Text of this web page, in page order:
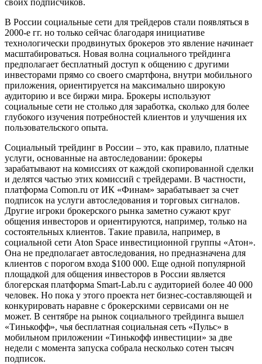
В России социальные сети для трейдеров стали появляться в
2000-е гг. но только сейчас благодаря инициативе
технологически продвинутых брокеров это явление начинает
масштабироваться. Новая волна социального трейдинга
предполагает бесплатный доступ к общению с другими
инвесторами прямо со своего смартфона, внутри мобильного
приложения, ориентируется на максимально широкую
аудиторию и все биржи мира. Брокеры используют
социальные сети не столько для заработка, сколько для более
глубокого изучения потребностей клиентов и улучшения их
пользовательского опыта.
Социальный трейдинг в России – это, как правило, платные
услуги, основанные на автоследовании: брокеры
зарабатывают на комиссиях от каждой скопированной сделки
и делятся частью этих комиссий с трейдерами. В частности,
платформа Comon.ru от ИК «Финам» зарабатывает за счет
подписок на услуги автоследования и торговых сигналов.
Другие игроки брокерского рынка заметно сужают круг
общения инвесторов и ориентируются, например, только на
состоятельных клиентов. Такие правила, например, в
социальной сети Aton Space инвестиционной группы «Атон».
Она не предполагает автоследования, но предназначена для
клиентов с порогом входа $100 000. Еще одной популярной
площадкой для общения инвесторов в России является
блогерская платформа Smart-Lab.ru с аудиторией более 40 000
человек. Но пока у этого проекта нет бизнес-составляющей и
конкурировать наравне с брокерскими сервисами он не
может. В сентябре на рынок социального трейдинга вышел
«Тинькофф», чья бесплатная социальная сеть «Пульс» в
мобильном приложении «Тинькофф инвестиции» за две
недели c момента запуска собрала несколько сотен тысяч
подписок.